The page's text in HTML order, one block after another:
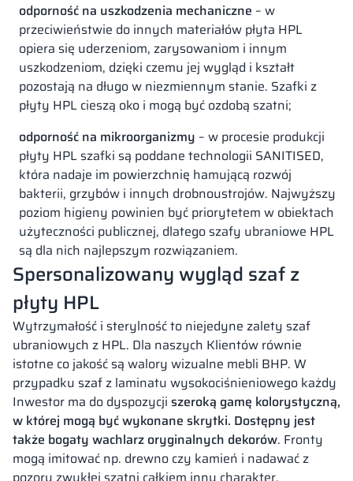
odporność na uszkodzenia mechaniczne – w
przeciwieństwie do innych materiałów płyta HPL
opiera się uderzeniom, zarysowaniom i innym
uszkodzeniom, dzięki czemu jej wygląd i kształt
pozostają na długo w niezmiennym stanie. Szafki z
płyty HPL cieszą oko i mogą być ozdobą szatni;
odporność na mikroorganizmy – w procesie produkcji
płyty HPL szafki są poddane technologii SANITISED,
która nadaje im powierzchnię hamującą rozwój
bakterii, grzybów i innych drobnoustrojów. Najwyższy
poziom higieny powinien być priorytetem w obiektach
użyteczności publicznej, dlatego szafy ubraniowe HPL
są dla nich najlepszym rozwiązaniem.
Spersonalizowany wygląd szaf z
płyty HPL
Wytrzymałość i sterylność to niejedyne zalety szaf
ubraniowych z HPL. Dla naszych Klientów równie
istotne co jakość są walory wizualne mebli BHP. W
przypadku szaf z laminatu wysokociśnieniowego każdy
Inwestor ma do dyspozycji szeroką gamę kolorystyczną,
w której mogą być wykonane skrytki. Dostępny jest
także bogaty wachlarz oryginalnych dekorów. Fronty
mogą imitować np. drewno czy kamień i nadawać z